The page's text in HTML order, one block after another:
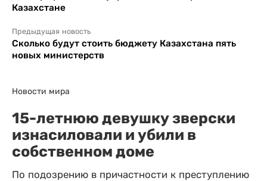
Казахстане
Предыдущая новость
Сколько будут стоить бюджету Казахстана пять
новых министерств
Новости мира
15-летнюю девушку зверски
изнасиловали и убили в
собственном доме
По подозрению в причастности к преступлению